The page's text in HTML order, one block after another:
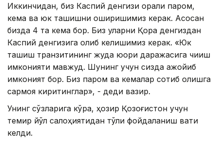
Иккинчидан, биз Каспий денгизи орқали паром,
кема ва юк ташишни оширишимиз керак. Асосан
бизда 4 та кема бор. Биз уларни Қора денгиздан
Каспий денгизига олиб келишимиз керак. «Юк
ташиш транзитининг жуда юқори даражасига чиқиш
имконияти мавжуд. Шунинг учун сизда ажойиб
имконият бор. Биз паром ва кемалар сотиб олишга
сармоя киритинглар», - деди вазир.
Унинг сўзларига кўра, ҳозир Қозоғистон учун
темир йўл салоҳиятидан тўлиқ фойдаланиш вақти
келди.